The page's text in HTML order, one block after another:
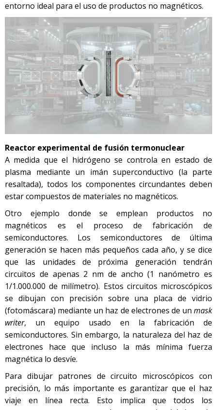
entorno ideal para el uso de productos no magnéticos.
Reactor experimental de fusión termonuclear
A medida que el hidrógeno se controla en estado de
plasma mediante un imán superconductivo (la parte
resaltada), todos los componentes circundantes deben
estar compuestos de materiales no magnéticos.
Otro ejemplo donde se emplean productos no
magnéticos es el proceso de fabricación de
semiconductores. Los semiconductores de última
generación se hacen más pequeños cada año, y se dice
que las unidades de próxima generación tendrán
circuitos de apenas 2 nm de ancho (1 nanómetro es
1/1.000.000 de milímetro). Estos circuitos microscópicos
se dibujan con precisión sobre una placa de vidrio
(fotomáscara) mediante un haz de electrones de un mask
writer, un equipo usado en la fabricación de
semiconductores. Sin embargo, la naturaleza del haz de
electrones hace que incluso la más mínima fuerza
magnética lo desvíe.
Para dibujar patrones de circuito microscópicos con
precisión, lo más importante es garantizar que el haz
viaje en línea recta. Esto implica que todos los